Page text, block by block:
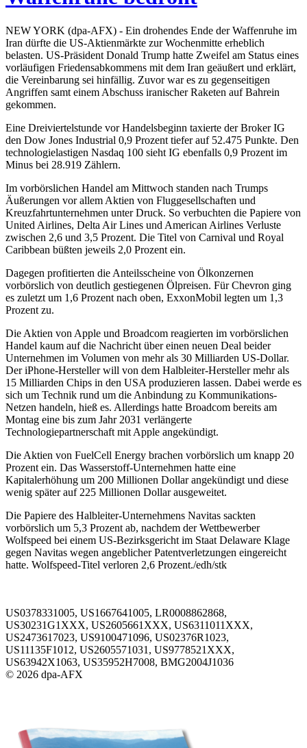
NEW YORK (dpa-AFX) - Ein drohendes Ende der Waffenruhe im
Iran dürfte die US-Aktienmärkte zur Wochenmitte erheblich
belasten. US-Präsident Donald Trump hatte Zweifel am Status eines
vorläufigen Friedensabkommens mit dem Iran geäußert und erklärt,
die Vereinbarung sei hinfällig. Zuvor war es zu gegenseitigen
Angriffen samt einem Abschuss iranischer Raketen auf Bahrein
gekommen.
Eine Dreiviertelstunde vor Handelsbeginn taxierte der Broker IG
den Dow Jones Industrial 0,9 Prozent tiefer auf 52.475 Punkte. Den
technologielastigen Nasdaq 100 sieht IG ebenfalls 0,9 Prozent im
Minus bei 28.919 Zählern.
Im vorbörslichen Handel am Mittwoch standen nach Trumps
Äußerungen vor allem Aktien von Fluggesellschaften und
Kreuzfahrtunternehmen unter Druck. So verbuchten die Papiere von
United Airlines, Delta Air Lines und American Airlines Verluste
zwischen 2,6 und 3,5 Prozent. Die Titel von Carnival und Royal
Caribbean büßten jeweils 2,0 Prozent ein.
Dagegen profitierten die Anteilsscheine von Ölkonzernen
vorbörslich von deutlich gestiegenen Ölpreisen. Für Chevron ging
es zuletzt um 1,6 Prozent nach oben, ExxonMobil legten um 1,3
Prozent zu.
Die Aktien von Apple und Broadcom reagierten im vorbörslichen
Handel kaum auf die Nachricht über einen neuen Deal beider
Unternehmen im Volumen von mehr als 30 Milliarden US-Dollar.
Der iPhone-Hersteller will von dem Halbleiter-Hersteller mehr als
15 Milliarden Chips in den USA produzieren lassen. Dabei werde es
sich um Technik rund um die Anbindung zu Kommunikations-
Netzen handeln, hieß es. Allerdings hatte Broadcom bereits am
Montag eine bis zum Jahr 2031 verlängerte
Technologiepartnerschaft mit Apple angekündigt.
Die Aktien von FuelCell Energy brachen vorbörslich um knapp 20
Prozent ein. Das Wasserstoff-Unternehmen hatte eine
Kapitalerhöhung um 200 Millionen Dollar angekündigt und diese
wenig später auf 225 Millionen Dollar ausgeweitet.
Die Papiere des Halbleiter-Unternehmens Navitas sackten
vorbörslich um 5,3 Prozent ab, nachdem der Wettbewerber
Wolfspeed bei einem US-Bezirksgericht im Staat Delaware Klage
gegen Navitas wegen angeblicher Patentverletzungen eingereicht
hatte. Wolfspeed-Titel verloren 2,6 Prozent./edh/stk
US0378331005, US1667641005, LR0008862868,
US30231G1XXX, US2605661XXX, US6311011XXX,
US2473617023, US9100471096, US02376R1023,
US11135F1012, US2605571031, US9778521XXX,
US63942X1063, US35952H7008, BMG2004J1036
© 2026 dpa-AFX